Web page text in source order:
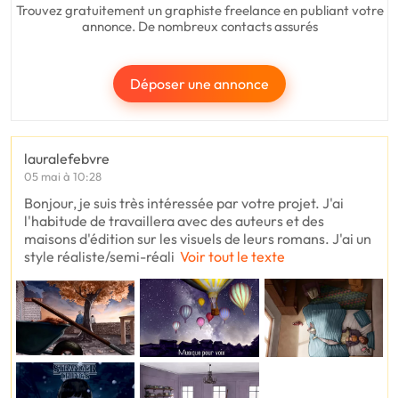
Trouvez gratuitement un graphiste freelance en publiant votre
annonce. De nombreux contacts assurés
Déposer une annonce
lauralefebvre
05 mai à 10:28
Bonjour, je suis très intéressée par votre projet. J'ai
l'habitude de travaillera avec des auteurs et des
maisons d'édition sur les visuels de leurs romans. J'ai un
style réaliste/semi-réali Voir tout le texte